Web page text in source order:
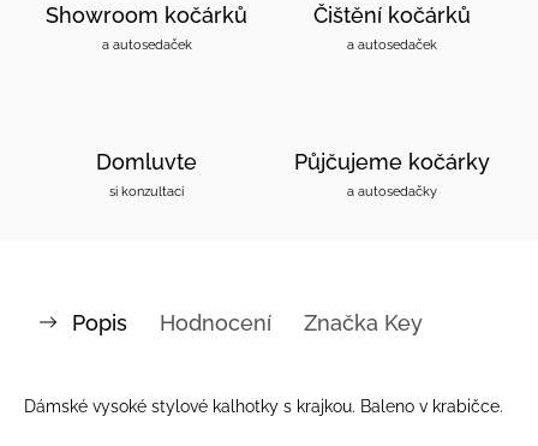
Showroom kočárků
a autosedaček
Čištění kočárků
a autosedaček
Domluvte
si konzultaci
Půjčujeme kočárky
a autosedačky
Popis Hodnocení Značka Key
Dámské vysoké stylové kalhotky s krajkou. Baleno v krabičce.